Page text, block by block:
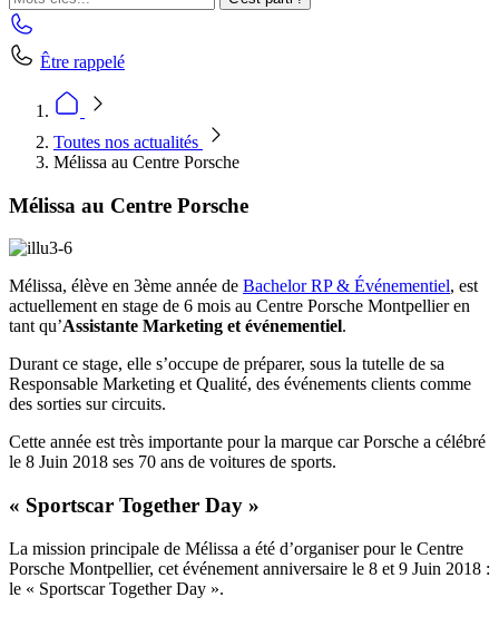
Être rappelé
Toutes nos actualités
Mélissa au Centre Porsche
Mélissa au Centre Porsche
Mélissa, élève en 3ème année de Bachelor RP & Événementiel, est
actuellement en stage de 6 mois au Centre Porsche Montpellier en
tant qu’Assistante Marketing et événementiel.
Durant ce stage, elle s’occupe de préparer, sous la tutelle de sa
Responsable Marketing et Qualité, des événements clients comme
des sorties sur circuits.
Cette année est très importante pour la marque car Porsche a célébré
le 8 Juin 2018 ses 70 ans de voitures de sports.
« Sportscar Together Day »
La mission principale de Mélissa a été d’organiser pour le Centre
Porsche Montpellier, cet événement anniversaire le 8 et 9 Juin 2018 :
le « Sportscar Together Day ».